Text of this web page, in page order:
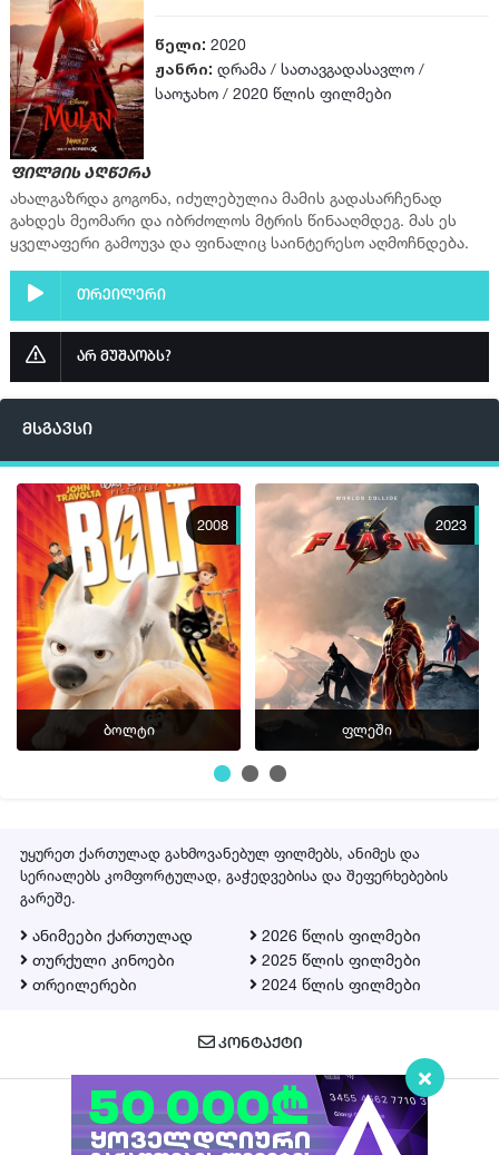
წელი: 2020
ჟანრი: დრამა / სათავგადასავლო /
საოჯახო / 2020 წლის ფილმები
ფილმის აღწერა
ახალგაზრდა გოგონა, იძულებულია მამის გადასარჩენად
გახდეს მეომარი და იბრძოლოს მტრის წინააღმდეგ. მას ეს
ყველაფერი გამოუვა და ფინალიც საინტერესო აღმოჩნდება.
თრეილერი
არ მუშაობს?
მსგავსი
2008
ბოლტი
2023
ფლეში
უყურეთ ქართულად გახმოვანებულ ფილმებს, ანიმეს და
სერიალებს კომფორტულად, გაჭედვებისა და შეფერხებების
გარეშე.
ანიმეები ქართულად
თურქული კინოები
თრეილერები
2026 წლის ფილმები
2025 წლის ფილმები
2024 წლის ფილმები
ᲙᲝᲜᲢᲐᲥᲢᲘ
Qartulad.in © 2026